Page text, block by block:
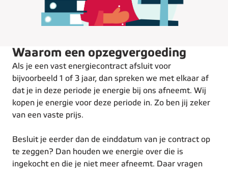
Waarom een opzegvergoeding
Als je een vast energiecontract afsluit voor
bijvoorbeeld 1 of 3 jaar, dan spreken we met elkaar af
dat je in deze periode je energie bij ons afneemt. Wij
kopen je energie voor deze periode in. Zo ben jij zeker
van een vaste prijs.
Besluit je eerder dan de einddatum van je contract op
te zeggen? Dan houden we energie over die is
ingekocht en die je niet meer afneemt. Daar vragen